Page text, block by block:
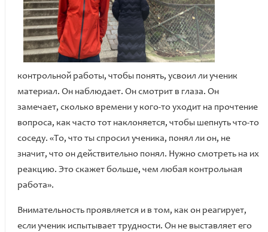
контрольной работы, чтобы понять, усвоил ли ученик
материал. Он наблюдает. Он смотрит в глаза. Он
замечает, сколько времени у кого-то уходит на прочтение
вопроса, как часто тот наклоняется, чтобы шепнуть что-то
соседу. «То, что ты спросил ученика, понял ли он, не
значит, что он действительно понял. Нужно смотреть на их
реакцию. Это скажет больше, чем любая контрольная
работа».
Внимательность проявляется и в том, как он реагирует,
если ученик испытывает трудности. Он не выставляет его